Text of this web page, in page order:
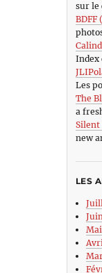
sur le
BDFF
Index
Les
The
a
Silent
new
LES